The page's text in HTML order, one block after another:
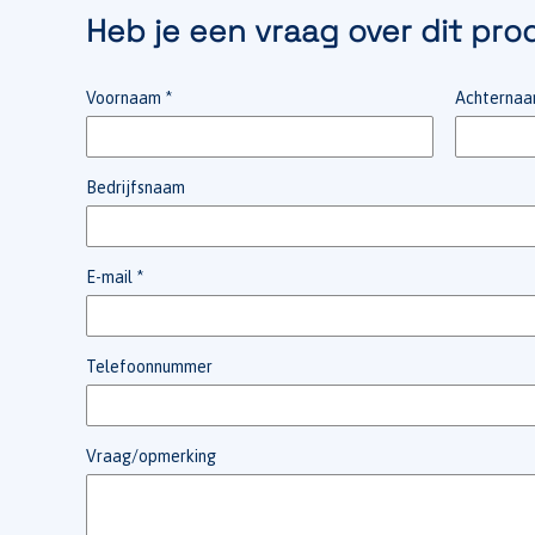
Heb je een vraag over dit